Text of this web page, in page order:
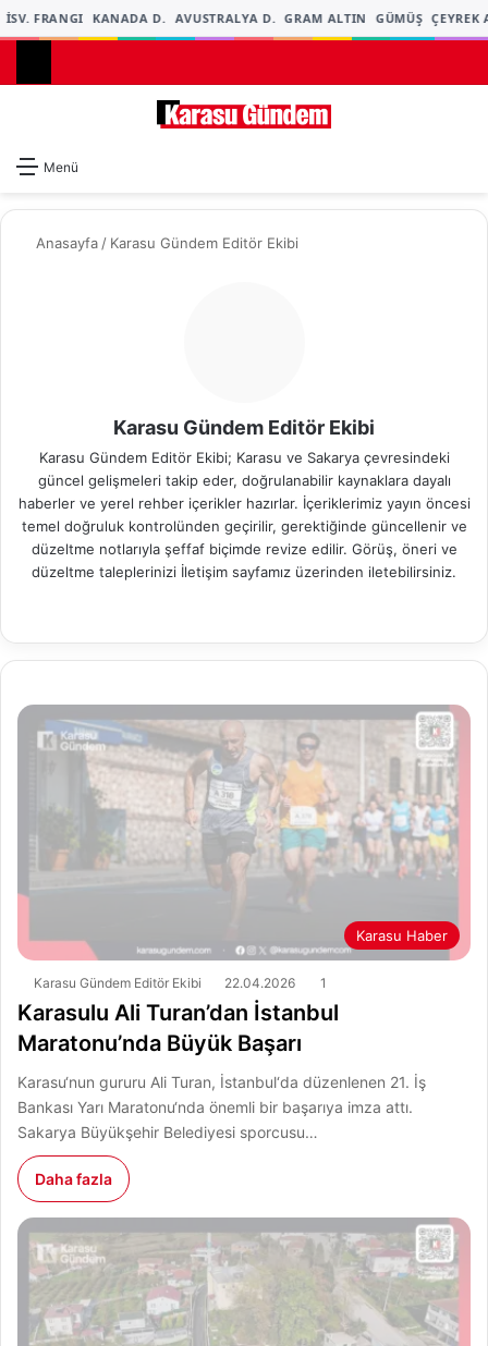
FRANGI KANADA D. AVUSTRALYA D. GRAM ALTIN GÜMÜŞ ÇEYREK
Menü
Anasayfa / Karasu Gündem Editör Ekibi
Karasu Gündem Editör Ekibi
Karasu Gündem Editör Ekibi; Karasu ve Sakarya çevresindeki
güncel gelişmeleri takip eder, doğrulanabilir kaynaklara dayalı
haberler ve yerel rehber içerikler hazırlar. İçeriklerimiz yayın öncesi
temel doğruluk kontrolünden geçirilir, gerektiğinde güncellenir ve
düzeltme notlarıyla şeffaf biçimde revize edilir. Görüş, öneri ve
düzeltme taleplerinizi İletişim sayfamız üzerinden iletebilirsiniz.
sit bo
est ra
Karasu Haber
Karasu Gündem Editör Ekibi 22.04.2026 1
Karasulu Ali Turan’dan İstanbul
Maratonu’nda Büyük Başarı
Karasu‘nun gururu Ali Turan, İstanbul‘da düzenlenen 21. İş
Bankası Yarı Maratonu‘nda önemli bir başarıya imza attı.
Sakarya Büyükşehir Belediyesi sporcusu…
Daha fazla